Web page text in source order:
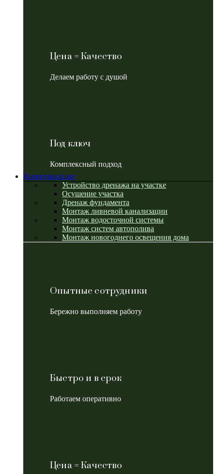
Цена = Качество
Делаем работу с душой
Под ключ
Комплексный подход
Коммуникации
Устройство дренажа на участке
Осушение участка
Дренаж фундамента
Монтаж ливневой канализации
Монтаж водосточной системы
Монтаж систем автополива
Монтаж новогоднего освещения дома
Опытные сотрудники
Бережно выполняем работу
Быстро и в срок
Работаем оперативно
Цена = Качество